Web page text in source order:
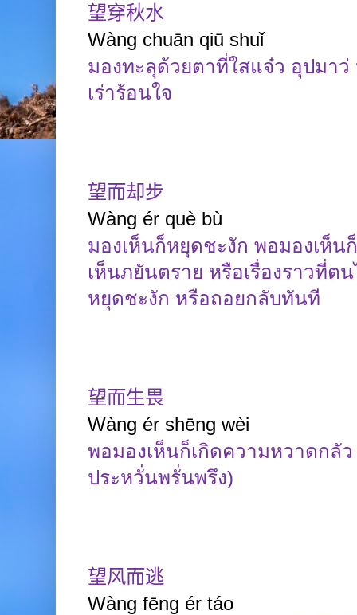
望穿秋水
Wàng chuān qiū shuǐ
มองทะลุด้วยตาที่ใสแจ๋ว อุปมา
เร่าร้อนใจ
望而却步
Wàng ér què bù
มองเห็นก็หยุดชะงัก พอมองเห็น
เห็นภยันตราย หรือเรื่องราวที่ต
หยุดชะงัก หรือถอยกลับทันที
望而生畏
Wàng ér shēng wèi
พอมองเห็นก็เกิดความหวาดกลั
ประหวั่นพรั่นพรึง)
望风而逃
Wàng fēng ér táo